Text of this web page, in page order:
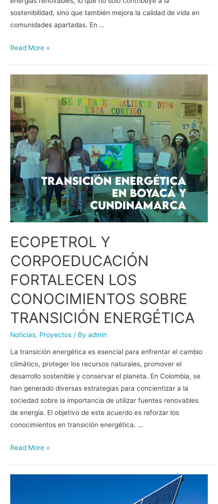
sostenibilidad, sino que también mejora la calidad de vida en
comunidades apartadas. En …
Read More »
ECOPETROL Y
CORPOEDUCACIÓN
FORTALECEN LOS
CONOCIMIENTOS SOBRE
TRANSICIÓN ENERGÉTICA
Noticias, Proyectos / Byadmin
La transición energética es esencial para enfrentar el cambio
climático, proteger los recursos naturales, promover el
desarrollo sostenible y conservar el planeta. En Colombia, se
han generado diversas estrategias para concientizar a la
sociedad sobre la importancia de utilizar fuentes renovables
de energía. El objetivo de este acuerdo es reforzar los
conocimientos en transición energética. …
Read More »